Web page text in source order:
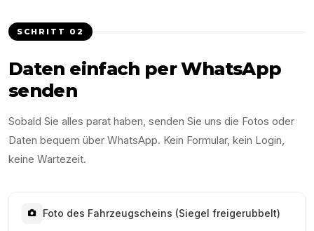
SCHRITT 02
Daten einfach per WhatsApp
senden
Sobald Sie alles parat haben, senden Sie uns die Fotos oder
Daten bequem über WhatsApp. Kein Formular, kein Login,
keine Wartezeit.
Foto des Fahrzeugscheins (Siegel freigerubbelt)